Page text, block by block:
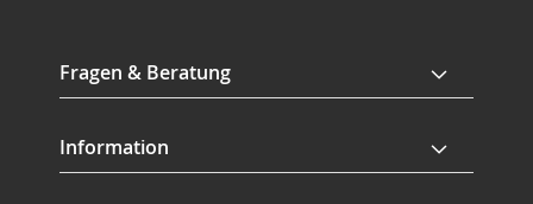
Fragen & Beratung
Information